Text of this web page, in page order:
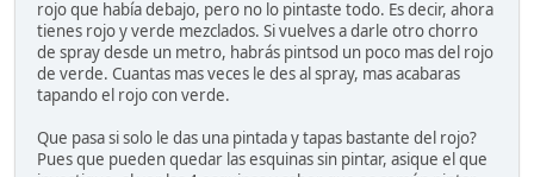
rojo que había debajo, pero no lo pintaste todo. Es decir, ahora
tienes rojo y verde mezclados. Si vuelves a darle otro chorro
de spray desde un metro, habrás pintsod un poco mas del rojo
de verde. Cuantas mas veces le des al spray, mas acabaras
tapando el rojo con verde.
Que pasa si solo le das una pintada y tapas bastante del rojo?
Pues que pueden quedar las esquinas sin pintar, asique el que